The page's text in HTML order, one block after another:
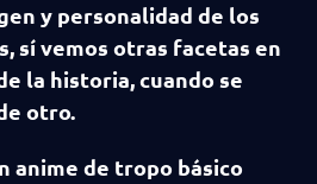
y personalidad de los
sí vemos otras facetas en
la historia, cuando se
otro.
anime de tropo básico